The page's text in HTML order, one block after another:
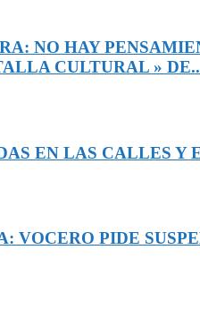
NO HAY
CULTURAL »
EN LAS CALLES Y
VOCERO PIDE